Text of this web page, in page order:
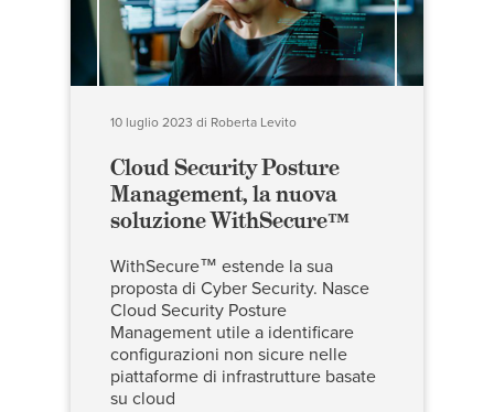
10 luglio 2023 di Roberta Levito
Cloud Security Posture
Management, la nuova
soluzione WithSecure™
WithSecure™ estende la sua
proposta di Cyber Security. Nasce
Cloud Security Posture
Management utile a identificare
configurazioni non sicure nelle
piattaforme di infrastrutture basate
su cloud